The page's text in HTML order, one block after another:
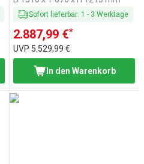
Sofort lieferbar: 1 - 3 Werktage
2.887,99 €*
UVP 5.529,99 €
In den Warenkorb